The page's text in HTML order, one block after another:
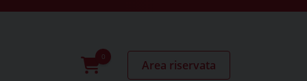
0
Area riservata